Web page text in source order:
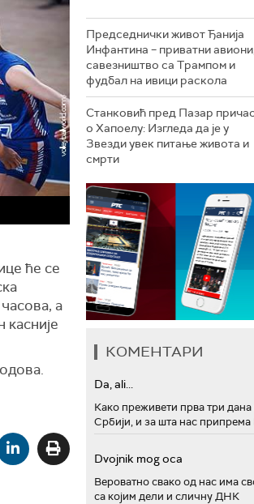
ће се
а
касније
Председнички живот Ђанија
Инфантина – приватни авиони,
савезништво са Трампом и
фудбал на ивици раскола
Станковић пред Пазар
о Хапоелу: Изгледа да је у
Звезди увек питање живота и
смрти
КОМЕНТАРИ
Da, ali...
Како преживети прва три дана
Србији, и за шта нас
Dvojnik mog oca
Вероватно свако од нас има
са којим дели и сличну ДНК